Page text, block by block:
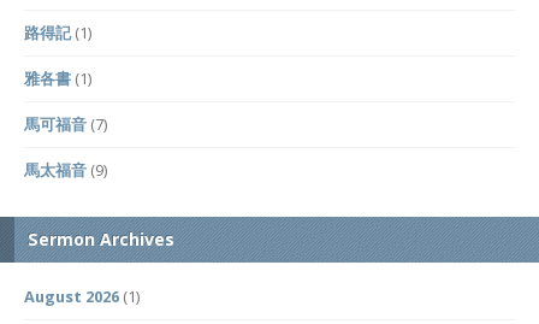
路得記(1)
雅各書 (1)
馬可福音 (7)
馬太福音 (9)
Sermon Archives
August 2026 (1)